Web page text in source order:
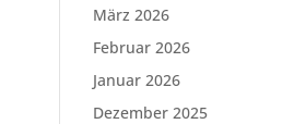
März 2026
Februar 2026
Januar 2026
Dezember 2025